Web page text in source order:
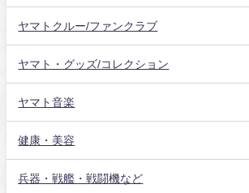
ヤマトクルー/ファンクラブ
ヤマト・グッズ/コレクション
ヤマト音楽
健康・美容
兵器・戦艦・戦闘機など